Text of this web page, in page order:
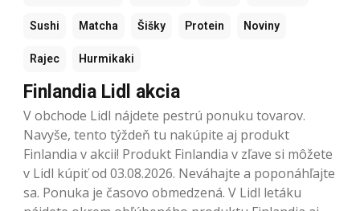
Sushi Matcha Šišky Protein Noviny
Rajec Hurmikaki
Finlandia Lidl akcia
V obchode Lidl nájdete pestrú ponuku tovarov.
Navyše, tento týždeň tu nakúpite aj produkt
Finlandia v akcii! Produkt Finlandia v zľave si môžete
v Lidl kúpiť od 03.08.2026. Neváhajte a poponáhľajte
sa. Ponuka je časovo obmedzená. V Lidl letáku